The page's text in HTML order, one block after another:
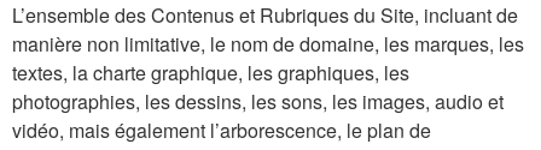
L’ensemble des Contenus et Rubriques du Site, incluant de
manière non limitative, le nom de domaine, les marques, les
textes, la charte graphique, les graphiques, les
photographies, les dessins, les sons, les images, audio et
vidéo, mais également l’arborescence, le plan de